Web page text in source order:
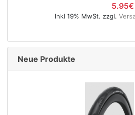
5.95€
Inkl 19% MwSt. zzgl.
Neue Produkte